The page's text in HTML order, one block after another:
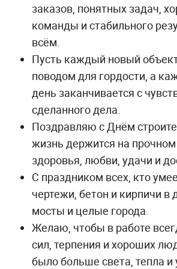
заказов, понятных задач,
команды и стабильного
всём.
Пусть каждый новый
поводом для гордости, а
день заканчивается с
сделанного дела.
Поздравляю с Днём
жизнь держится на
здоровья, любви, удачи и
С праздником всех, кто
чертежи, бетон и кирпичи в
мосты и целые города.
Желаю, чтобы в работе
сил, терпения и хороших
было больше света, тепла и